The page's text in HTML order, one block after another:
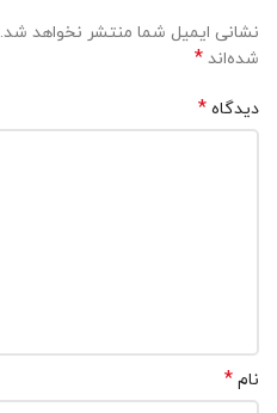
نشانی ایمیل شما منتشر نخواهد شد.
شده‌اند *
دیدگاه *
نام *